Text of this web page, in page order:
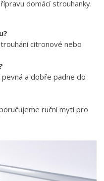
domácí strouhanky.
citronové nebo
a dobře padne do
ruční mytí pro